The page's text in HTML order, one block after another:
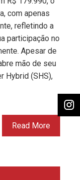
com apenas
refletindo a
participação no
Apesar de
mão de seu
Hybrid (SHS),
Read More